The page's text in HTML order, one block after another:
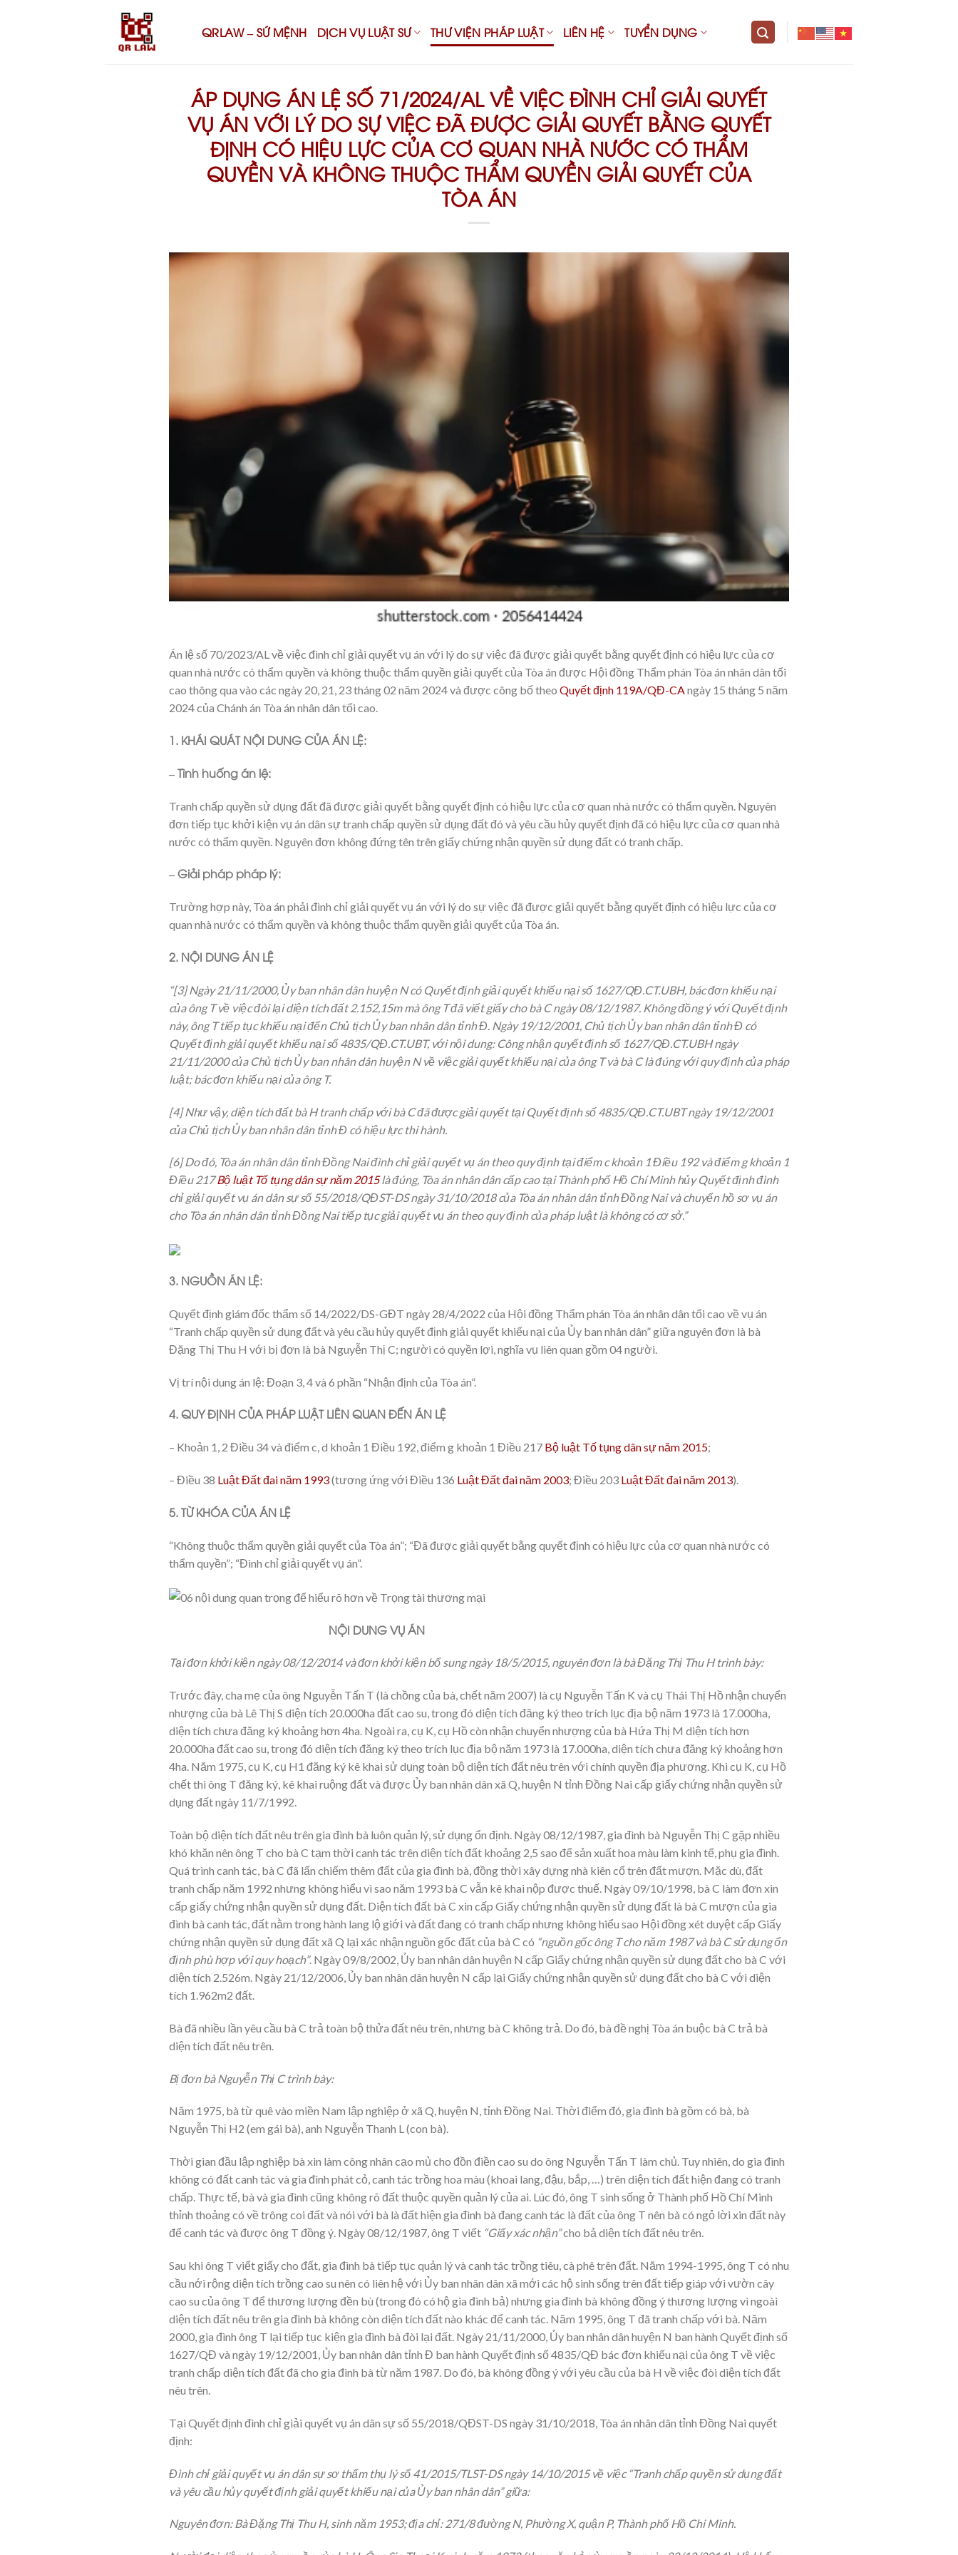
QRLAW – SỨ MỆNH DỊCH VỤ LUẬT SƯ THƯ VIỆN PHÁP LUẬT LIÊN HỆ TUYỂN DỤNG
ÁP DỤNG ÁN LỆ SỐ 71/2024/AL VỀ VIỆC ĐÌNH CHỈ GIẢI QUYẾT
VỤ ÁN VỚI LÝ DO SỰ VIỆC ĐÃ ĐƯỢC GIẢI QUYẾT BẰNG QUYẾT
ĐỊNH CÓ HIỆU LỰC CỦA CƠ QUAN NHÀ NƯỚC CÓ THẨM
QUYỀN VÀ KHÔNG THUỘC THẨM QUYỀN GIẢI QUYẾT CỦA
TÒA ÁN
Án lệ số 70/2023/AL về việc đình chỉ giải quyết vụ án với lý do sự việc đã được giải quyết bằng quyết định có hiệu lực của cơ
quan nhà nước có thẩm quyền và không thuộc thẩm quyền giải quyết của Tòa án được Hội đồng Thẩm phán Tòa án nhân dân tối
cao thông qua vào các ngày 20, 21, 23 tháng 02 năm 2024 và được công bố theo Quyết định 119A/QĐ-CAngày 15 tháng 5 năm
2024 của Chánh án Tòa án nhân dân tối cao.
1. KHÁI QUÁT NỘI DUNG CỦA ÁN LỆ:
– Tình huống án lệ:
Tranh chấp quyền sử dụng đất đã được giải quyết bằng quyết định có hiệu lực của cơ quan nhà nước có thẩm quyền. Nguyên
đơn tiếp tục khởi kiện vụ án dân sự tranh chấp quyền sử dụng đất đó và yêu cầu hủy quyết định đã có hiệu lực của cơ quan nhà
nước có thẩm quyền. Nguyên đơn không đứng tên trên giấy chứng nhận quyền sử dụng đất có tranh chấp.
– Giải pháp pháp lý:
Trường hợp này, Tòa án phải đình chỉ giải quyết vụ án với lý do sự việc đã được giải quyết bằng quyết định có hiệu lực của cơ
quan nhà nước có thẩm quyền và không thuộc thẩm quyền giải quyết của Tòa án.
2. NỘI DUNG ÁN LỆ
“[3] Ngày 21/11/2000, Ủy ban nhân dân huyện N có Quyết định giải quyết khiếu nại số 1627/QĐ.CT.UBH, bác đơn khiếu nại
của ông T về việc đòi lại diện tích đất 2.152,15m mà ông T đã viết giấy cho bà C ngày 08/12/1987. Không đồng ý với Quyết định
này, ông T tiếp tục khiếu nại đến Chủ tịch Ủy ban nhân dân tỉnh Đ. Ngày 19/12/2001, Chủ tịch Ủy ban nhân dân tỉnh Đ có
Quyết định giải quyết khiếu nại số 4835/QĐ.CT.UBT, với nội dung: Công nhận quyết định số 1627/QĐ.CT.UBH ngày
21/11/2000 của Chủ tịch Ủy ban nhân dân huyện N về việc giải quyết khiếu nại của ông T và bà C là đúng với quy định của pháp
luật; bác đơn khiếu nại của ông T.
[4] Như vậy, diện tích đất bà H tranh chấp với bà C đã được giải quyết tại Quyết định số 4835/QĐ.CT.UBT ngày 19/12/2001
của Chủ tịch Ủy ban nhân dân tỉnh Đ có hiệu lực thi hành.
[6] Do đó, Tòa án nhân dân tỉnh Đồng Nai đình chỉ giải quyết vụ án theo quy định tại điểm c khoản 1 Điều 192 và điểm g khoản 1
Điều 217Bộ luật Tố tụng dân sự năm 2015là đúng, Tòa án nhân dân cấp cao tại Thành phố Hồ Chí Minh hủy Quyết định đình
chỉ giải quyết vụ án dân sự số 55/2018/QĐST-DS ngày 31/10/2018 của Tòa án nhân dân tỉnh Đồng Nai và chuyển hồ sơ vụ án
cho Tòa án nhân dân tỉnh Đồng Nai tiếp tục giải quyết vụ án theo quy định của pháp luật là không có cơ sở.”
3. NGUỒN ÁN LỆ:
Quyết định giám đốc thẩm số 14/2022/DS-GĐT ngày 28/4/2022 của Hội đồng Thẩm phán Tòa án nhân dân tối cao về vụ án
“Tranh chấp quyền sử dụng đất và yêu cầu hủy quyết định giải quyết khiếu nại của Ủy ban nhân dân” giữa nguyên đơn là bà
Đặng Thị Thu H với bị đơn là bà Nguyễn Thị C; người có quyền lợi, nghĩa vụ liên quan gồm 04 người.
Vị trí nội dung án lệ: Đoạn 3, 4 và 6 phần “Nhận định của Tòa án”.
4. QUY ĐỊNH CỦA PHÁP LUẬT LIÊN QUAN ĐẾN ÁN LỆ
– Khoản 1, 2 Điều 34 và điểm c, d khoản 1 Điều 192, điểm g khoản 1 Điều 217 Bộ luật Tố tụng dân sự năm 2015;
– Điều 38 Luật Đất đai năm 1993(tương ứng với Điều 136 Luật Đất đai năm 2003; Điều 203 Luật Đất đai năm 2013).
5. TỪ KHÓA CỦA ÁN LỆ
“Không thuộc thẩm quyền giải quyết của Tòa án”; “Đã được giải quyết bằng quyết định có hiệu lực của cơ quan nhà nước có
thẩm quyền”; “Đình chỉ giải quyết vụ án”.
NỘI DUNG VỤ ÁN
Tại đơn khởi kiện ngày 08/12/2014 và đơn khởi kiện bổ sung ngày 18/5/2015, nguyên đơn là bà Đặng Thị Thu H trình bày:
Trước đây, cha mẹ của ông Nguyễn Tấn T (là chồng của bà, chết năm 2007) là cụ Nguyễn Tấn K và cụ Thái Thị Hồ nhận chuyển
nhượng của bà Lê Thị S diện tích 20.000ha đất cao su, trong đó diện tích đăng ký theo trích lục địa bộ năm 1973 là 17.000ha,
diện tích chưa đăng ký khoảng hơn 4ha. Ngoài ra, cụ K, cụ Hồ còn nhận chuyển nhượng của bà Hứa Thị M diện tích hơn
20.000ha đất cao su, trong đó diện tích đăng ký theo trích lục địa bộ năm 1973 là 17.000ha, diện tích chưa đăng ký khoảng hơn
4ha. Năm 1975, cụ K, cụ H1 đăng ký kê khai sử dụng toàn bộ diện tích đất nêu trên với chính quyền địa phương. Khi cụ K, cụ Hồ
chết thì ông T đăng ký, kê khai ruộng đất và được Ủy ban nhân dân xã Q, huyện N tỉnh Đồng Nai cấp giấy chứng nhận quyền sử
dụng đất ngày 11/7/1992.
Toàn bộ diện tích đất nêu trên gia đình bà luôn quản lý, sử dụng ổn định. Ngày 08/12/1987, gia đình bà Nguyễn Thị C gặp nhiều
khó khăn nên ông T cho bà C tạm thời canh tác trên diện tích đất khoảng 2,5 sao để sản xuất hoa màu làm kinh tế, phụ gia đình.
Quá trình canh tác, bà C đã lấn chiếm thêm đất của gia đình bà, đồng thời xây dựng nhà kiên cố trên đất mượn. Mặc dù, đất
tranh chấp năm 1992 nhưng không hiểu vì sao năm 1993 bà C vẫn kê khai nộp được thuế. Ngày 09/10/1998, bà C làm đơn xin
cấp giấy chứng nhận quyền sử dụng đất. Diện tích đất bà C xin cấp Giấy chứng nhận quyền sử dụng đất là bà C mượn của gia
đình bà canh tác, đất nằm trong hành lang lộ giới và đất đang có tranh chấp nhưng không hiểu sao Hội đồng xét duyệt cấp Giấy
chứng nhận quyền sử dụng đất xã Q lại xác nhận nguồn gốc đất của bà C có “nguồn gốc ông T cho năm 1987 và bà C sử dụng ổn
định phù hợp với quy hoạch”. Ngày 09/8/2002, Ủy ban nhân dân huyện N cấp Giấy chứng nhận quyền sử dụng đất cho bà C với
diện tích 2.526m. Ngày 21/12/2006, Ủy ban nhân dân huyện N cấp lại Giấy chứng nhận quyền sử dụng đất cho bà C với diện
tích 1.962m2 đất.
Bà đã nhiều lần yêu cầu bà C trả toàn bộ thửa đất nêu trên, nhưng bà C không trả. Do đó, bà đề nghị Tòa án buộc bà C trả bà
diện tích đất nêu trên.
Bị đơn bà Nguyễn Thị C trình bày:
Năm 1975, bà từ quê vào miền Nam lập nghiệp ở xã Q, huyện N, tỉnh Đồng Nai. Thời điểm đó, gia đình bà gồm có bà, bà
Nguyễn Thị H2 (em gái bà), anh Nguyễn Thanh L (con bà).
Thời gian đầu lập nghiệp bà xin làm công nhân cạo mủ cho đồn điền cao su do ông Nguyễn Tấn T làm chủ. Tuy nhiên, do gia đình
không có đất canh tác và gia đình phát cỏ, canh tác trồng hoa màu (khoai lang, đậu, bắp, …) trên diện tích đất hiện đang có tranh
chấp. Thực tế, bà và gia đình cũng không rõ đất thuộc quyền quản lý của ai. Lúc đó, ông T sinh sống ở Thành phố Hồ Chí Minh
thỉnh thoảng có về trông coi đất và nói với bà là đất hiện gia đình bà đang canh tác là đất của ông T nên bà có ngỏ lời xin đất này
để canh tác và được ông T đồng ý. Ngày 08/12/1987, ông T viết “Giấy xác nhận”cho bả diện tích đất nêu trên.
Sau khi ông T viết giấy cho đất, gia đình bà tiếp tục quản lý và canh tác trồng tiêu, cà phê trên đất. Năm 1994-1995, ông T có nhu
cầu nới rộng diện tích trồng cao su nên có liên hệ với Ủy ban nhân dân xã mới các hộ sinh sống trên đất tiếp giáp với vườn cây
cao su của ông T để thương lượng đền bù (trong đó có hộ gia đình bả) nhưng gia đình bà không đồng ý thương lượng vì ngoài
diện tích đất nêu trên gia đình bà không còn diện tích đất nào khác để canh tác. Năm 1995, ông T đã tranh chấp với bà. Năm
2000, gia đình ông T lại tiếp tục kiện gia đình bà đòi lại đất. Ngày 21/11/2000, Ủy ban nhân dân huyện N ban hành Quyết định số
1627/QĐ và ngày 19/12/2001, Ủy ban nhân dân tỉnh Đ ban hành Quyết định số 4835/QĐ bác đơn khiếu nại của ông T về việc
tranh chấp diện tích đất đã cho gia đình bà từ năm 1987. Do đó, bà không đồng ý với yêu cầu của bà H về việc đòi diện tích đất
nêu trên.
Tại Quyết định đình chỉ giải quyết vụ án dân sự số 55/2018/QĐST-DS ngày 31/10/2018, Tòa án nhân dân tỉnh Đồng Nai quyết
định:
Đình chỉ giải quyết vụ án dân sự sơ thẩm thụ lý số 41/2015/TLST-DS ngày 14/10/2015 về việc “Tranh chấp quyền sử dụng đất
và yêu cầu hủy quyết định giải quyết khiếu nại của Ủy ban nhân dân” giữa:
Nguyên đơn: Bà Đặng Thị Thu H, sinh năm 1953; địa chỉ: 271/8 đường N, Phường X, quận P, Thành phố Hồ Chi Minh.